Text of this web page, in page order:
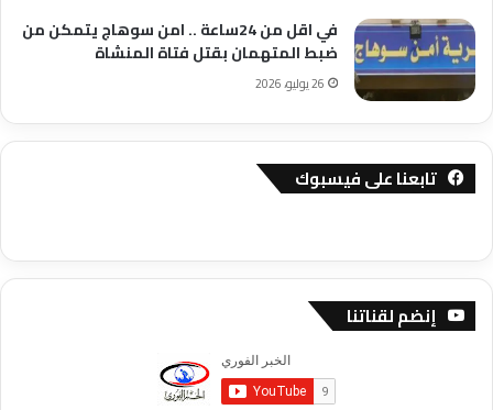
في اقل من 24ساعة .. امن سوهاج يتمكن من
ضبط المتهمان بقتل فتاة المنشاة
26 يوليو، 2026
تابعنا على فيسبوك
إنضم لقناتنا